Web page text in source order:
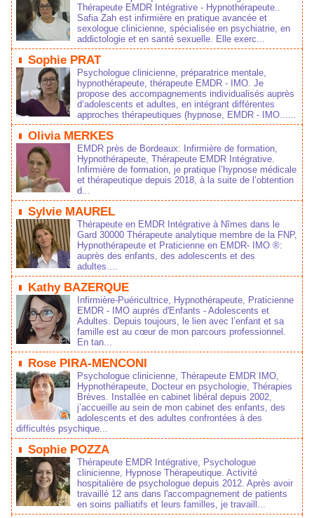
Thérapeute EMDR Intégrative - Hypnothérapeute..
Safia Zah est infirmière en pratique avancée et
sexologue clinicienne, spécialisée en psychiatrie, en
addictologie et en santé sexuelle. Elle exerc...
Sophie PRAT
Psychologue clinicienne, préparatrice mentale,
hypnothérapeute, thérapeute EMDR - IMO. Je
propose des accompagnements individualisés auprès
d‘adolescents et adultes, en intégrant différentes
approches thérapeutiques (hypnose, EMDR - IMO......
Olivia MERKES
EMDR près de Bordeaux: Infirmière de formation,
Hypnothérapeute, Thérapeute EMDR Intégrative.
Infirmière de formation, je pratique l’hypnose médicale
et thérapeutique depuis 2018, à la suite de l’obtention
d...
Sylvie MAUREL
Thérapeute en EMDR Intégrative à Nîmes dans le
Gard 30000 Thérapeute analytique membre de la FNP,
Hypnothérapeute et Praticienne en EMDR- IMO ®:
auprès des enfants, des adolescents et des
adultes....
Kathy BAZERQUE
Infirmière-Puéricultrice, Hypnothérapeute, Praticienne
EMDR - IMO auprès d'Enfants - Adolescents et
Adultes. Depuis toujours, le lien avec l’enfant et sa
famille est au cœur de mon parcours professionnel.
En tan...
Rose PIRA-MENCONI
Psychologue clinicienne, Thérapeute EMDR IMO,
Hypnothérapeute, Docteur en psychologie, Thérapies
Brèves. Installée en cabinet libéral depuis 2002,
j’accueille au sein de mon cabinet des enfants, des
adolescents et des adultes confrontées à des
difficultés psychique...
Sophie POZZA
Thérapeute EMDR Intégrative, Psychologue
clinicienne, Hypnose Thérapeutique. Activité
hospitalière de psychologue depuis 2012. Après avoir
travaillé 12 ans dans l'accompagnement de patients
en soins palliatifs et leurs familles, je travaill...